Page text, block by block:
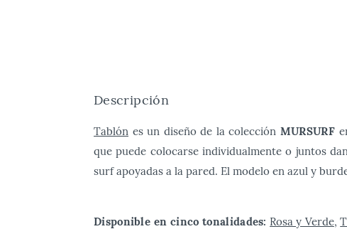
Descripción
Tablón es un diseño de la colección MURSURF
que puede colocarse individualmente o juntos
surf apoyadas a la pared. El modelo en azul y
Disponible en cinco tonalidades: Rosa y Verde,